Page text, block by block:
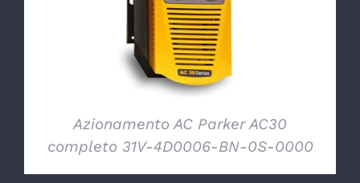
Azionamento AC Parker AC30
completo 31V-4D0006-BN-0S-0000